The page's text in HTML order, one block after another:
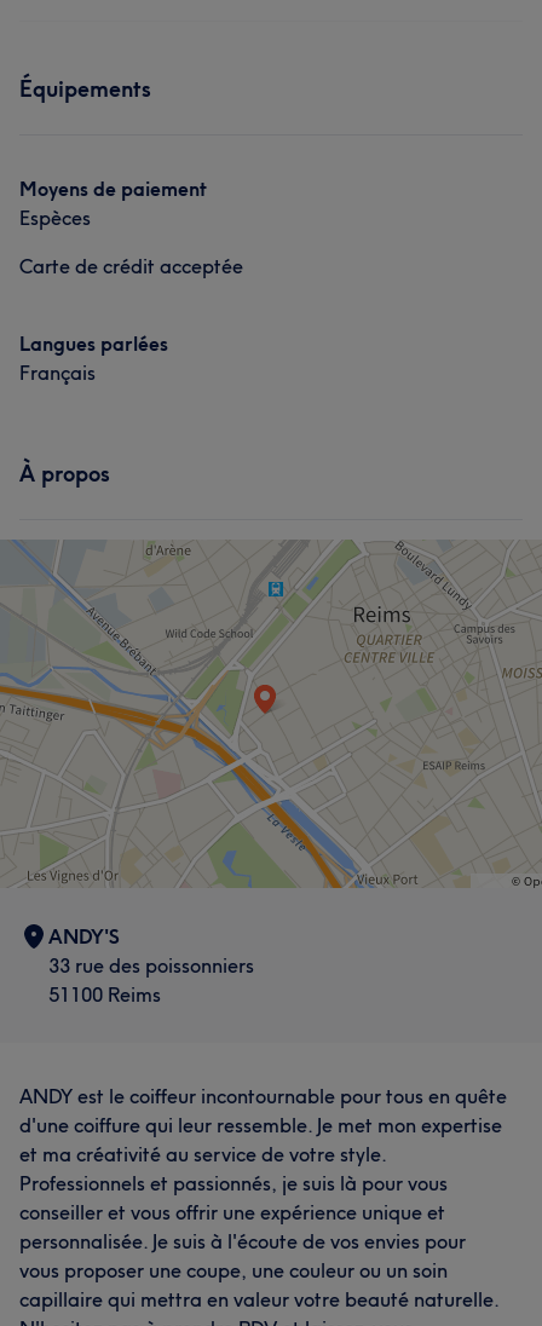
Équipements
Moyens de paiement
Espèces
Carte de crédit acceptée
Langues parlées
Français
À propos
ANDY'S
33 rue des poissonniers
51100 Reims
ANDY est le coiffeur incontournable pour tous en quête
d'une coiffure qui leur ressemble. Je met mon expertise
et ma créativité au service de votre style.
Professionnels et passionnés, je suis là pour vous
conseiller et vous offrir une expérience unique et
personnalisée. Je suis à l'écoute de vos envies pour
vous proposer une coupe, une couleur ou un soin
capillaire qui mettra en valeur votre beauté naturelle.